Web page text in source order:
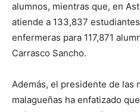
alumnos, mientras que, en
atiende a 133,837
enfermeras para 117,871
Carrasco Sancho.
Además, el presidente de las
malagueñas ha enfatizado